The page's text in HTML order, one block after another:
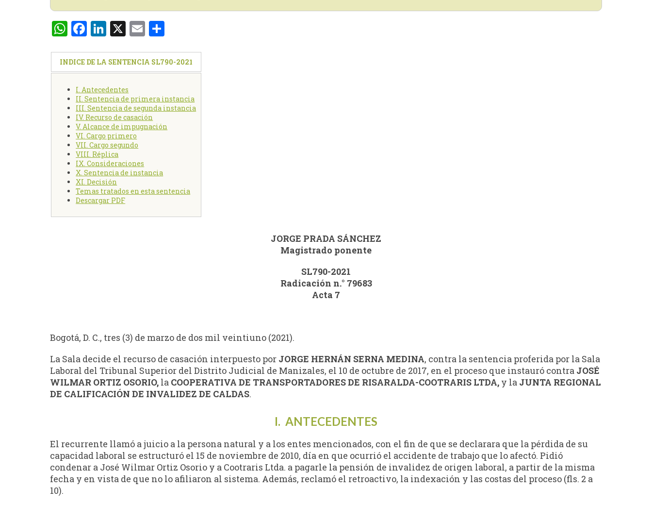
WhatsApp
Facebook
LinkedIn
X Email
INDICE DE LA SENTENCIA SL790-2021
I. Antecedentes
II. Sentencia de primera instancia
III. Sentencia de segunda instancia
IV. Recurso de casación
V. Alcance de impugnación
VI. Cargo primero
VII. Cargo segundo
VIII. Réplica
IX. Consideraciones
X. Sentencia de instancia
XI. Decisión
Temas tratados en esta sentencia
Descargar PDF
JORGE PRADA SÁNCHEZ
Magistrado ponente
SL790-2021
Radicación n.° 79683
Acta 7
Bogotá, D. C., tres (3) de marzo de dos mil veintiuno (2021).
La Sala decide el recurso de casación interpuesto por JORGE HERNÁN SERNA MEDINA, contra la sentencia proferida por la Sala
Laboral del Tribunal Superior del Distrito Judicial de Manizales, el 10 de octubre de 2017, en el proceso que instauró contra JOSÉ
WILMAR ORTIZ OSORIO, la COOPERATIVA DE TRANSPORTADORES DE RISARALDA-COOTRARIS LTDA, y la JUNTA REGIONAL
DE CALIFICACIÓN DE INVALIDEZ DE CALDAS.
I. ANTECEDENTES
El recurrente llamó a juicio a la persona natural y a los entes mencionados, con el fin de que se declarara que la pérdida de su
capacidad laboral se estructuró el 15 de noviembre de 2010, día en que ocurrió el accidente de trabajo que lo afectó. Pidió
condenar a José Wilmar Ortiz Osorio y a Cootraris Ltda. a pagarle la pensión de invalidez de origen laboral, a partir de la misma
fecha y en vista de que no lo afiliaron al sistema. Además, reclamó el retroactivo, la indexación y las costas del proceso (fls. 2 a
10).